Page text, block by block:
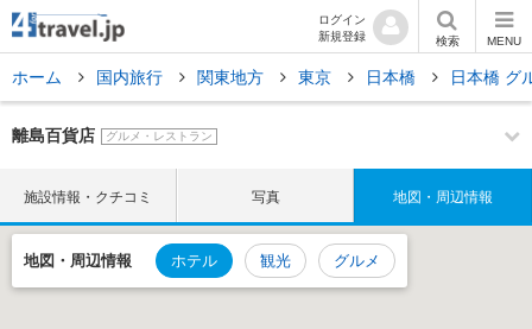
ログイン
新規登録
検索 MENU
ホーム 国内旅行 関東地方 東京 日本橋 日本橋 グ
離島百貨店 グルメ・レストラン
施設情報・クチコミ 写真 地図・周辺情報
地図・ 周辺情報 ホテル 観光 グルメ